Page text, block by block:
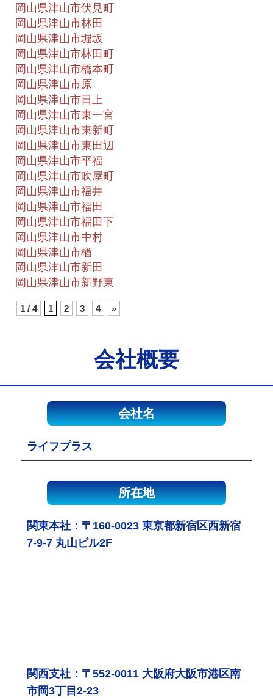
岡山県津山市伏見町
岡山県津山市林田
岡山県津山市堀坂
岡山県津山市林田町
岡山県津山市橋本町
岡山県津山市原
岡山県津山市日上
岡山県津山市東一宮
岡山県津山市東新町
岡山県津山市東田辺
岡山県津山市平福
岡山県津山市吹屋町
岡山県津山市福井
岡山県津山市福田
岡山県津山市福田下
岡山県津山市中村
岡山県津山市楢
岡山県津山市新田
岡山県津山市新野東
1 / 4 1 2 3 4 »
会社概要
会社名
ライフプラス
所在地
関東本社：〒160-0023 東京都新宿区西新宿
7-9-7 丸山ビル2F
関西支社：〒552-0011 大阪府大阪市港区南
市岡3丁目2-23